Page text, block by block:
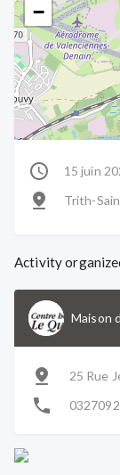
−
15 juin
Trith-
Activity
Maison
25 Rue